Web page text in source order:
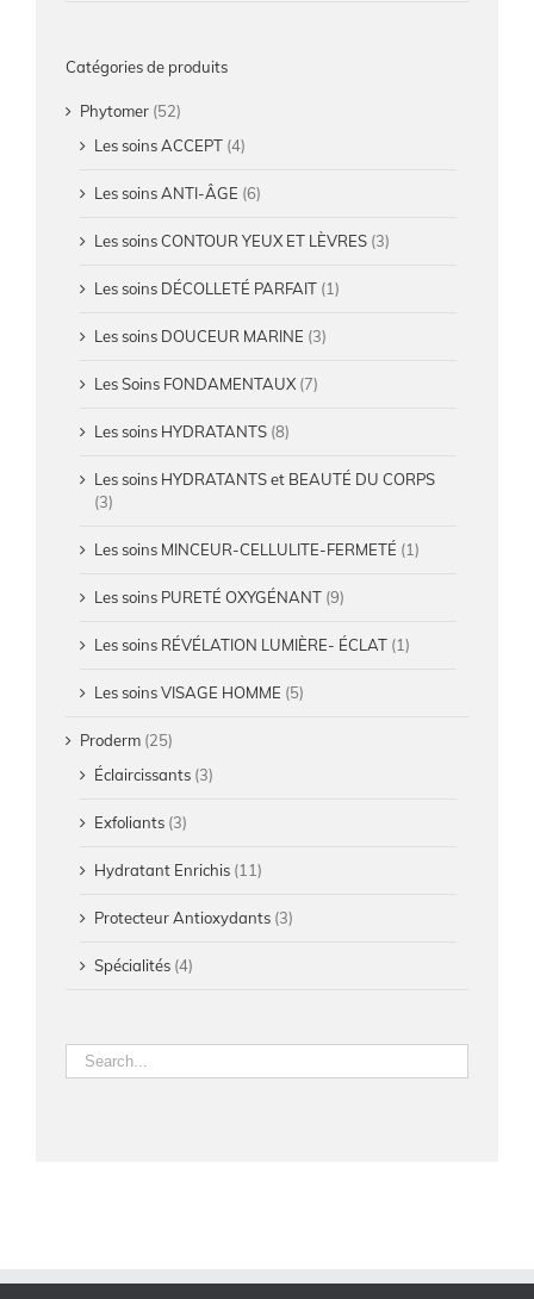
Catégories de produits
Phytomer (52)
Les soins ACCEPT (4)
Les soins ANTI-ÂGE (6)
Les soins CONTOUR YEUX ET LÈVRES (3)
Les soins DÉCOLLETÉ PARFAIT (1)
Les soins DOUCEUR MARINE (3)
Les Soins FONDAMENTAUX (7)
Les soins HYDRATANTS (8)
Les soins HYDRATANTS et BEAUTÉ DU CORPS
(3)
Les soins MINCEUR-CELLULITE-FERMETÉ (1)
Les soins PURETÉ OXYGÉNANT (9)
Les soins RÉVÉLATION LUMIÈRE- ÉCLAT (1)
Les soins VISAGE HOMME (5)
Proderm (25)
Éclaircissants (3)
Exfoliants (3)
Hydratant Enrichis (11)
Protecteur Antioxydants (3)
Spécialités (4)